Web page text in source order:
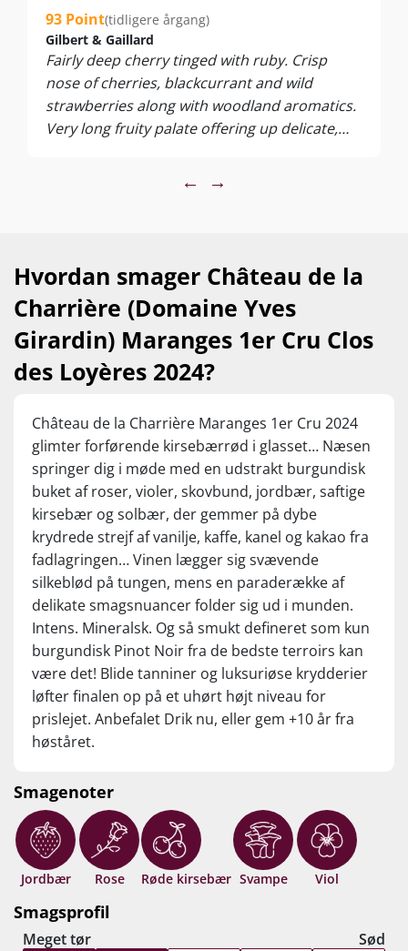
Robert Parker har skrevet under på den ”outstanding” gode
kvalitet. Det samme har Gilbert & Gaillard, som tidligere har
givet imponerende 93 point… Nu får du lov til selv af
bedømme, hvis du når at få fat i en af vores få kasser!
Nyd den til stegt fisk, fjerkræ, fuglevildt, andebryst, svampe
93 Point(tidligere årgang)
Gilbert & Gaillard
Fairly deep cherry tinged with ruby. Crisp
nose of cherries, blackcurrant and wild
strawberries along with woodland aromatics.
Very long fruity palate offering up delicate,
← →
Hvordan smager Château de la
Charrière (Domaine Yves
Girardin) Maranges 1er Cru Clos
des Loyères 2024?
Château de la Charrière Maranges 1er Cru 2024
glimter forførende kirsebærrød i glasset… Næsen
springer dig i møde med en udstrakt burgundisk
buket af roser, violer, skovbund, jordbær, saftige
kirsebær og solbær, der gemmer på dybe
krydrede strejf af vanilje, kaffe, kanel og kakao fra
fadlagringen… Vinen lægger sig svævende
silkeblød på tungen, mens en paraderække af
delikate smagsnuancer folder sig ud i munden.
Intens. Mineralsk. Og så smukt defineret som kun
burgundisk Pinot Noir fra de bedste terroirs kan
være det! Blide tanniner og luksuriøse krydderier
løfter finalen op på et uhørt højt niveau for
prislejet. Anbefalet Drik nu, eller gem +10 år fra
høståret.
Smagenoter
Jordbær Rose Røde kirsebær Svampe Viol
Smagsprofil
Meget tør
Sød